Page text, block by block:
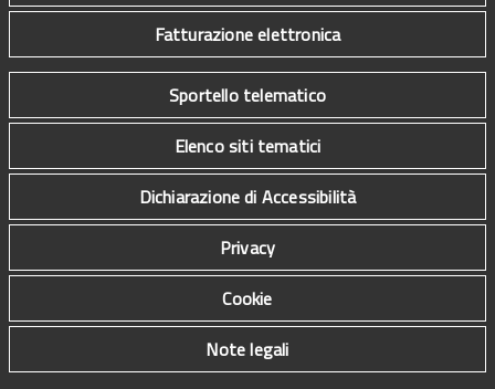
Fatturazione elettronica
Sportello telematico
Elenco siti tematici
Dichiarazione di Accessibilità
Privacy
Cookie
Note legali